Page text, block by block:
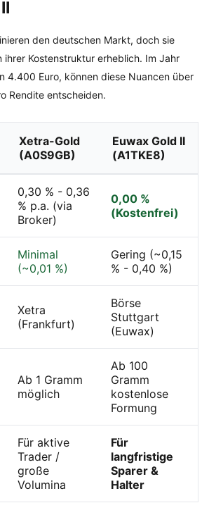
den deutschen Markt, doch sie
ihrer Kostenstruktur erheblich. Im Jahr
4.400 Euro, können diese Nuancen über
Rendite entscheiden.
Xetra-Gold
(A0S9GB)
Euwax Gold II
(A1TKE8)
0,30 % - 0,36
% p.a. (via
Broker)
0,00 %
(Kostenfrei)
Minimal
(~0,01 %)
Gering (~0,15
% - 0,40 %)
Xetra
(Frankfurt)
Börse
Stuttgart
(Euwax)
Ab 1 Gramm
möglich
Ab 100
Gramm
kostenlose
Formung
Für aktive
Trader /
große
Volumina
Für
langfristige
Sparer &
Halter